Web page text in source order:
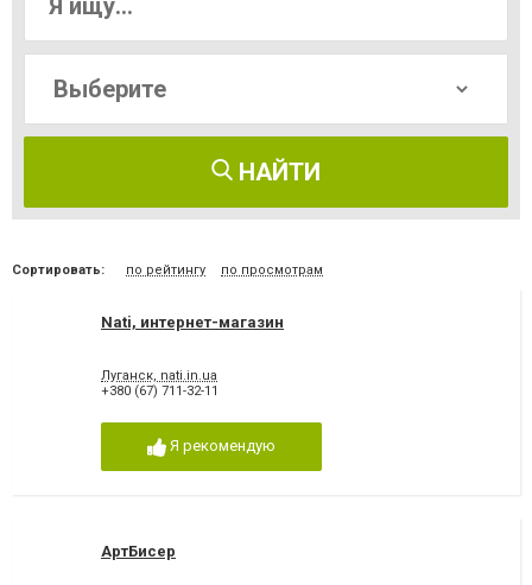
НАЙТИ
Сортировать: по рейтингу по просмотрам
Nati, интернет-магазин
Луганск, nati.in.ua
+380 (67) 711-32-11
Я рекомендую
АртБисер